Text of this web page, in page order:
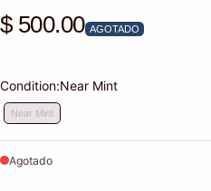
Precio habitual
$ 500.00 AGOTADO
Condition:Near Mint
Near Mint
Agotado